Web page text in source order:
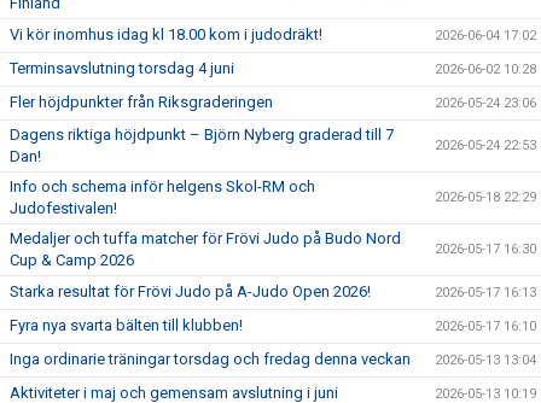
Vi kör inomhus idag kl 18.00 kom i judodräkt! 2026-06-04 17:02
Terminsavslutning torsdag 4 juni 2026-06-02 10:28
Fler höjdpunkter från Riksgraderingen 2026-05-24 23:06
Dagens riktiga höjdpunkt – Björn Nyberg graderad till 7
Dan!
2026-05-24 22:53
Info och schema inför helgens Skol-RM och
Judofestivalen!
2026-05-18 22:29
Medaljer och tuffa matcher för Frövi Judo på Budo Nord
Cup & Camp 2026
2026-05-17 16:30
Starka resultat för Frövi Judo på A-Judo Open 2026! 2026-05-17 16:13
Fyra nya svarta bälten till klubben! 2026-05-17 16:10
Inga ordinarie träningar torsdag och fredag denna veckan 2026-05-13 13:04
Aktiviteter i maj och gemensam avslutning i juni 2026-05-13 10:19